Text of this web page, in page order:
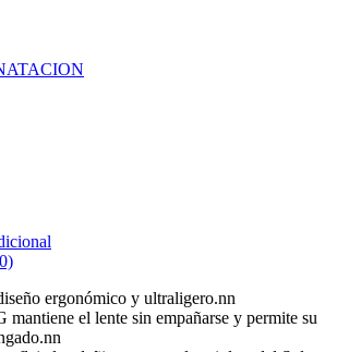
ergonómico y ultraligero.nn
el lente sin empañarse y permite su